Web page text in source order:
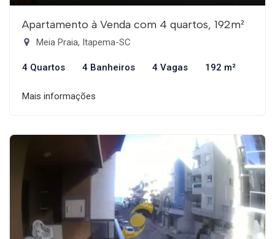
Apartamento à Venda com 4 quartos, 192m²
Meia Praia, Itapema-SC
4 Quartos 4 Banheiros 4 Vagas 192 m²
Mais informações